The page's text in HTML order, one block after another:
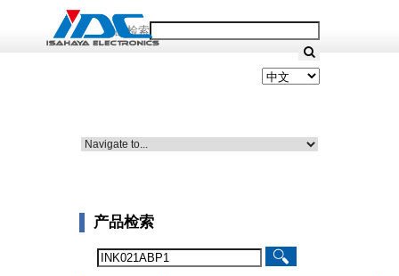
产品检索
产品检索